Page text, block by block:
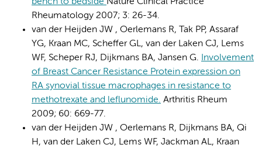
bench to bedside Nature Clinical Practice
Rheumatology 2007; 3: 26-34.
van der Heijden JW , Oerlemans R, Tak PP, Assaraf
YG, Kraan MC, Scheffer GL, van der Laken CJ, Lems
WF, Scheper RJ, Dijkmans BA, Jansen G. Involvement
of Breast Cancer Resistance Protein expression on
RA synovial tissue macrophages in resistance to
methotrexate and leflunomide. Arthritis Rheum
2009; 60: 669-77.
van der Heijden JW , Oerlemans R, Dijkmans BA, Qi
H, van der Laken CJ, Lems WF, Jackman AL, Kraan